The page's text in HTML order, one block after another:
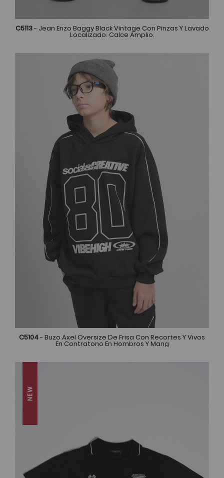
C5113- Jean Enzo Baggy Black Vintage Con Pinzas Y Lavado
Localizado. Calce Amplio.
C5104- Buzo Axel Oversize De Frisa Con Recortes Y Vivos
En Contratono En Hombros Y Mang
NEW